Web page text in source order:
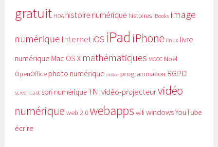
gratuit HDA histoire numérique histoires iBooks image
numérique InternetiOS iPad iPhone linux livre
numérique Mac OS X mathématiques MOOC Noël
OpenOffice photo numérique police programmation RGPD
screencast son numériqueTNi vidéo-projecteurvidéo
numérique web 2.0webapps wifi windowsYouTube
écrire